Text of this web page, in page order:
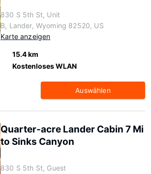
830 S 5th St, Unit
B, Lander, Wyoming 82520, US
Karte anzeigen
15.4 km
Kostenloses WLAN
Auswählen
Quarter-acre Lander Cabin 7 Mi
to Sinks Canyon
830 S 5th St, Guest